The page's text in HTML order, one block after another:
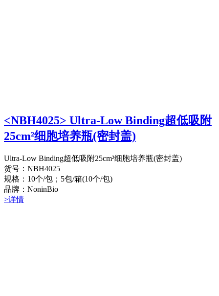
<NBH4025> Ultra-Low Binding超低吸附
25cm²细胞培养瓶(密封盖)
Ultra-Low Binding超低吸附25cm²细胞培养瓶(密封盖)
货号：NBH4025
规格：10个/包；5包/箱(10个/包)
品牌：NoninBio
>详情